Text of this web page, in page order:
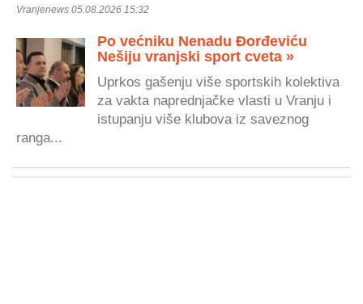
Vranjenews 05.08.2026 15:32
Po većniku Nenadu Đorđeviću
Nešiju vranjski sport cveta »
Uprkos gašenju više sportskih kolektiva
za vakta naprednjačke vlasti u Vranju i
istupanju više klubova iz saveznog
ranga...